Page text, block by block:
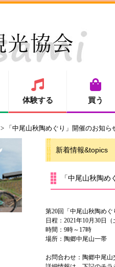
体験する 買う
> 「中尾山秋陶めぐり」開催のお知ら
新着情報&topics
「中尾山秋陶
第20回「中尾山秋陶め
日程：2021年10月30日
時間：9時～17時
場所：陶郷中尾山一帯
お問合わせ：陶郷中尾